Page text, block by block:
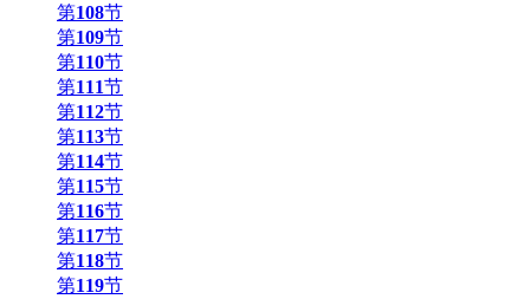
第108节
第109节
第110节
第111节
第112节
第113节
第114节
第115节
第116节
第117节
第118节
第119节